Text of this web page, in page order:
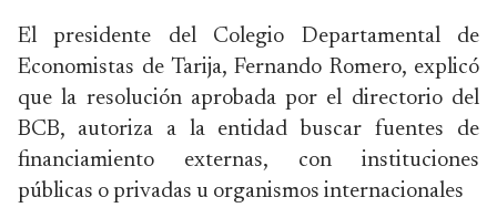
El presidente del Colegio Departamental de
Economistas de Tarija, Fernando Romero, explicó
que la resolución aprobada por el directorio del
BCB, autoriza a la entidad buscar fuentes de
financiamiento externas, con instituciones
públicas o privadas u organismos internacionales